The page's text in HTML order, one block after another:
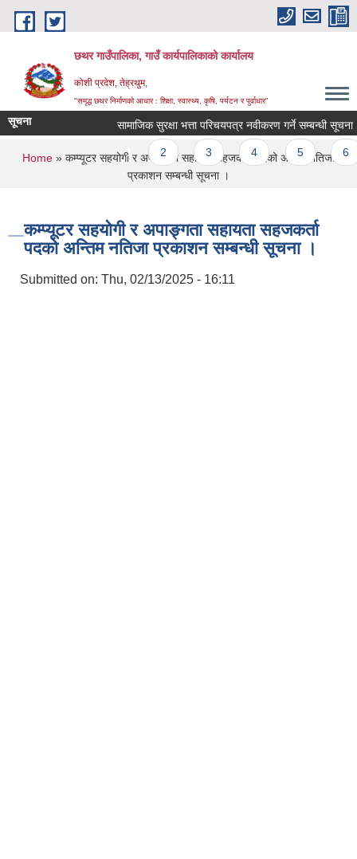
Skip to main content
छथर गाउँपालिका, गाउँ कार्यपालिकाको कार्यालय
कोशी प्रदेश, तेह्रथुम,
"समृद्ध छथर निर्माणको आधार : शिक्षा, स्वास्थ्य, कृषि, पर्यटन र पुर्वाधार”
सूचना सामाजिक सुरक्षा भत्ता परिचयपत्र नवीकरण गर्ने सम्बन्धी सूचना ।
Pages
1 2 3 4 5 6
You are here
Home » कम्प्यूटर सहयोगी र अपाङ्गता सहायता सहजकर्ता पदको अन्तिम नतिजा
प्रकाशन सम्बन्धी सूचना ।
कम्प्यूटर सहयोगी र अपाङ्गता सहायता सहजकर्ता
पदको अन्तिम नतिजा प्रकाशन सम्बन्धी सूचना ।
Submitted on: Thu, 02/13/2025 - 16:11